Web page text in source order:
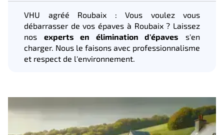
VHU agréé Roubaix : Vous voulez vous
débarrasser de vos épaves à Roubaix ? Laissez
nos experts en élimination d'épaves s'en
charger. Nous le faisons avec professionnalisme
et respect de l'environnement.